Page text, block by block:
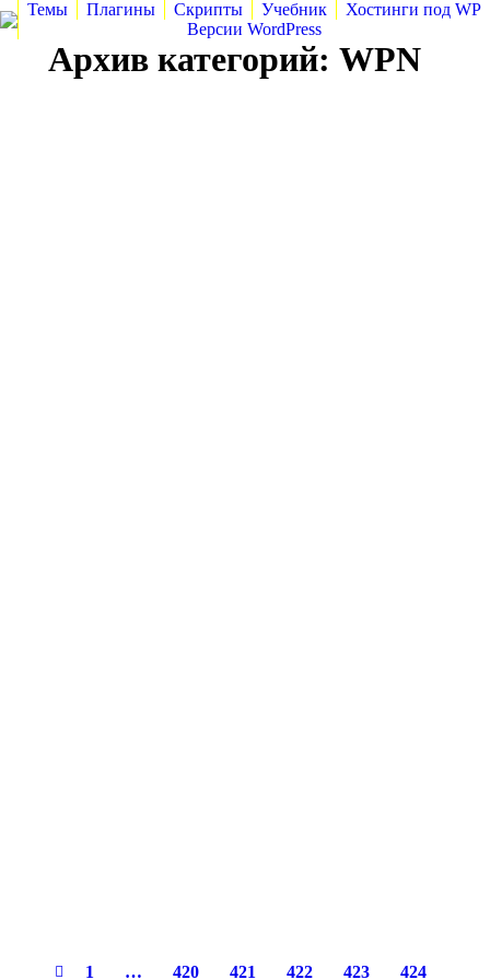
Темы Плагины Скрипты Учебник
Хостинги под WP
Версии WordPress
Архив категорий: WPN
1 … 420 421 422 423 424